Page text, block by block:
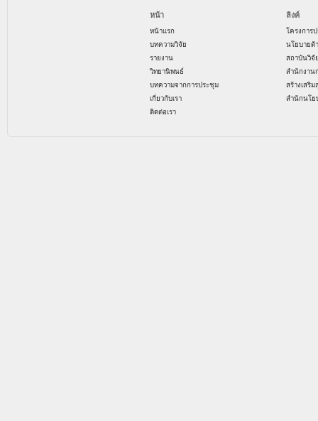
หน้า
หน้าแรก
บทความวิจัย
รายงาน
วิทยานิพนธ์
บทความจากการประชุม
เกี่ยวกับเรา
ติดต่อเรา
ลิงค์
โครงการ
นโยบายด้
สถาบันวิจั
สำนักงาน
สร้างเสริ
สำนักนโย